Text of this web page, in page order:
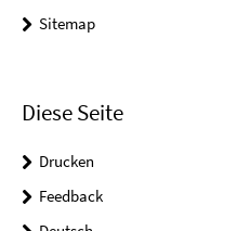
Sitemap
Diese Seite
Drucken
Feedback